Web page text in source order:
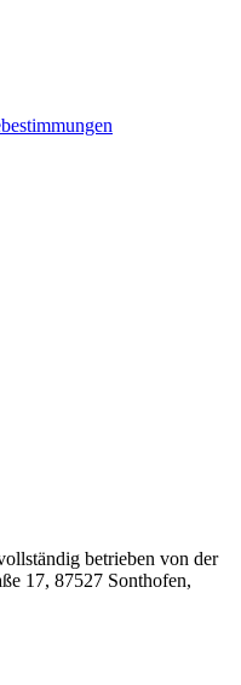
betrieben von der
17, 87527 Sonthofen,